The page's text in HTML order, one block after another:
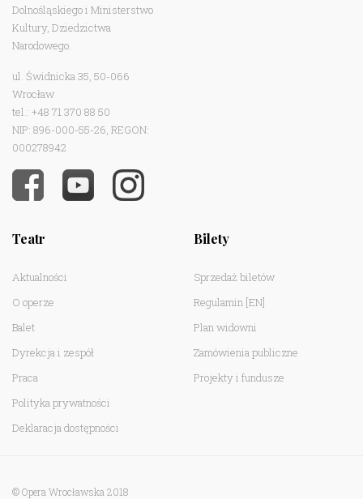
Dolnośląskiego i Ministerstwo
Kultury, Dziedzictwa
Narodowego.
ul. Świdnicka 35, 50-066
Wrocław
tel.: +48 71 370 88 50
NIP: 896-000-55-26, REGON:
000278942
Teatr
Aktualności
O operze
Balet
Dyrekcja i zespół
Praca
Polityka prywatności
Deklaracja dostępności
Bilety
Sprzedaż biletów
Regulamin [EN]
Plan widowni
Zamówienia publiczne
Projekty i fundusze
© Opera Wrocławska 2018